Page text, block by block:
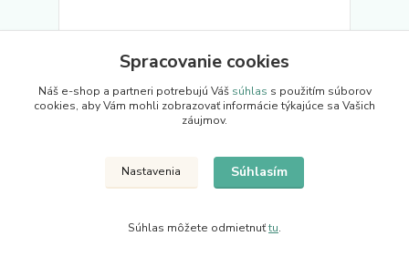
Spracovanie cookies
Náš e-shop a partneri potrebujú Váš súhlas s použitím súborov
cookies, aby Vám mohli zobrazovať informácie týkajúce sa Vašich
záujmov.
Nastavenia Súhlasím
Súhlas môžete odmietnuťtu.